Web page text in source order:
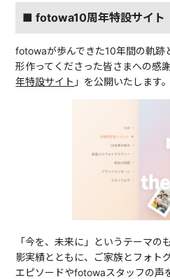
■ fotowa10周年特設サイト
fotowaが歩んできた10年間の軌跡
形作ってくださった皆さまへの感
年特設サイト 」を公開いたします。
「今を、未来に」というテーマの
影実績とともに、ご家族とフォト
エピソードやfotowaスタッフの声